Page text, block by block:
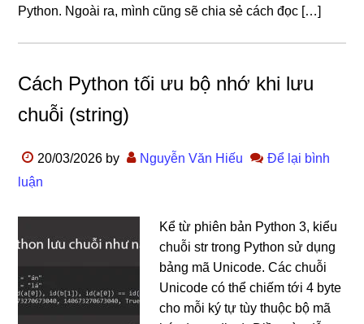
Python. Ngoài ra, mình cũng sẽ chia sẻ cách đọc […]
Cách Python tối ưu bộ nhớ khi lưu
chuỗi (string)
20/03/2026 by Nguyễn Văn Hiếu
Để lại bình
luận
Kể từ phiên bản Python 3, kiểu
chuỗi str trong Python sử dụng
bảng mã Unicode. Các chuỗi
Unicode có thể chiếm tới 4 byte
cho mỗi ký tự tùy thuộc bộ mã